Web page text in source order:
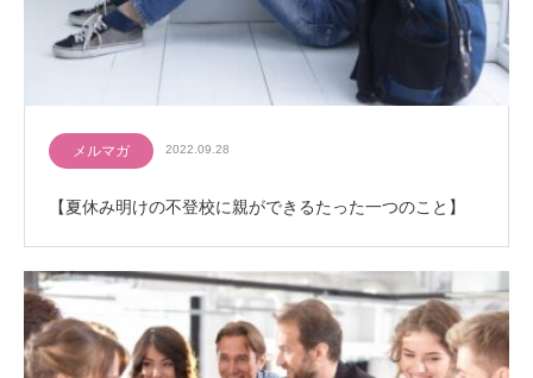
メルマガ 2022.09.28
【夏休み明けの不登校に親ができるたった一つのこと】